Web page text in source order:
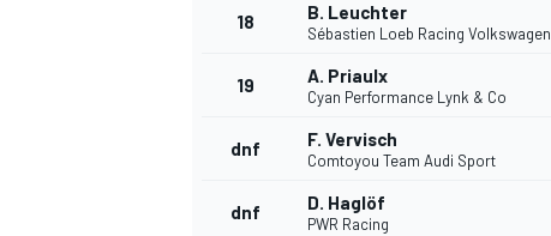
18 B. Leuchter
Sébastien Loeb Racing Volkswagen
19 A. Priaulx
Cyan Performance Lynk & Co
dnf F. Vervisch
Comtoyou Team Audi Sport
dnf D. Haglöf
PWR Racing